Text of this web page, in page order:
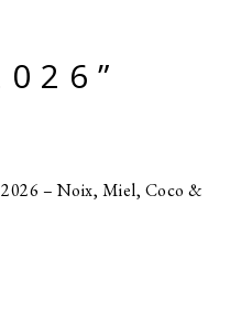
– Noix, Miel, Coco &